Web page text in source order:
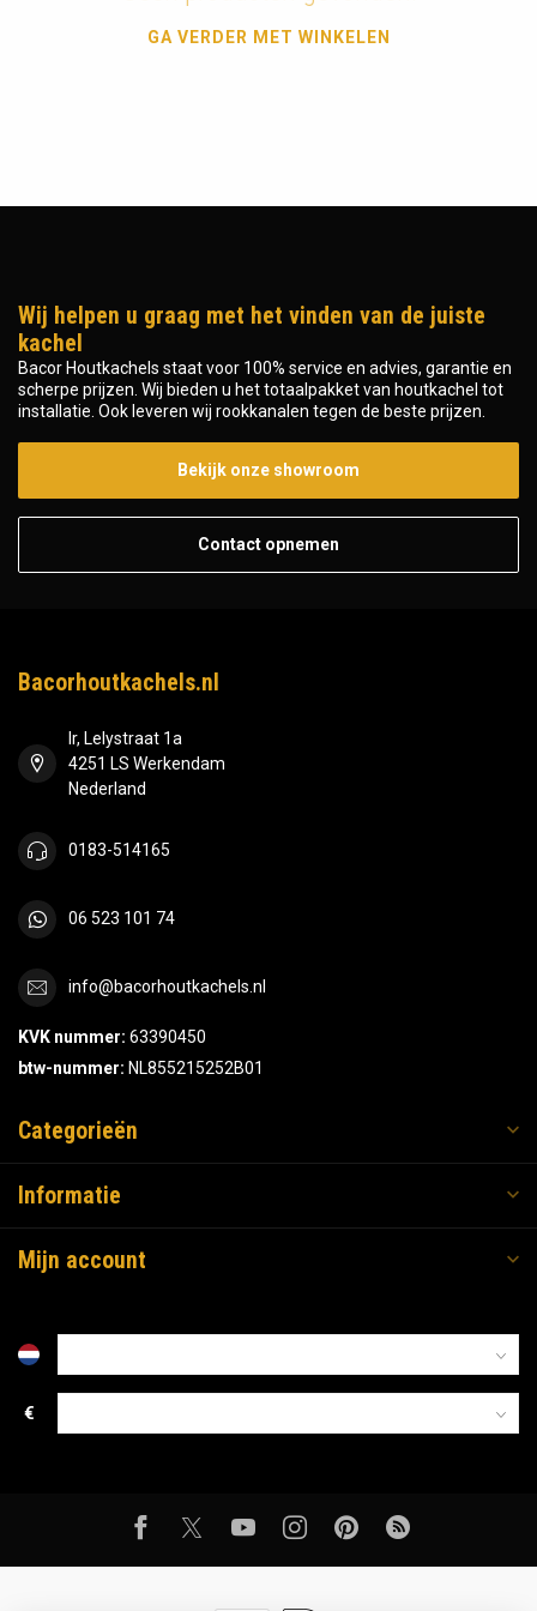
GA VERDER MET WINKELEN
Wij helpen u graag met het vinden van de juiste
kachel
Bacor Houtkachels staat voor 100% service en advies, garantie en
scherpe prijzen. Wij bieden u het totaalpakket van houtkachel tot
installatie. Ook leveren wij rookkanalen tegen de beste prijzen.
Bekijk onze showroom
Contact opnemen
Bacorhoutkachels.nl
Ir, Lelystraat 1a
4251 LS Werkendam
Nederland
0183-514165
06 523 101 74
info@bacorhoutkachels.nl
KVK nummer: 63390450
btw-nummer: NL855215252B01
Categorieën
Informatie
Mijn account
€